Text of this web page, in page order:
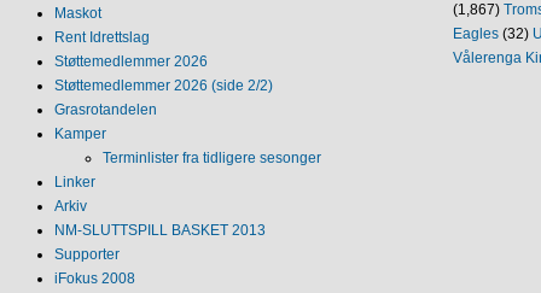
Maskot
Rent Idrettslag
Støttemedlemmer 2026
Støttemedlemmer 2026 (side 2/2)
Grasrotandelen
Kamper
Terminlister fra tidligere sesonger
Linker
Arkiv
NM‐SLUTTSPILL BASKET 2013
Supporter
iFokus 2008
(1,867)
Eagles (32)
Vålerenga